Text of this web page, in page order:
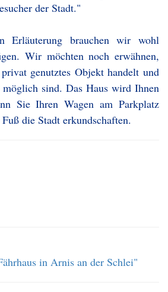
der Stadt."
Erläuterung brauchen wir wohl
Wir möchten noch erwähnen,
genutztes Objekt handelt und
möglich sind. Das Haus wird Ihnen
Sie Ihren Wagen am Parkplatz
die Stadt erkundschaften.
in Arnis an der Schlei"